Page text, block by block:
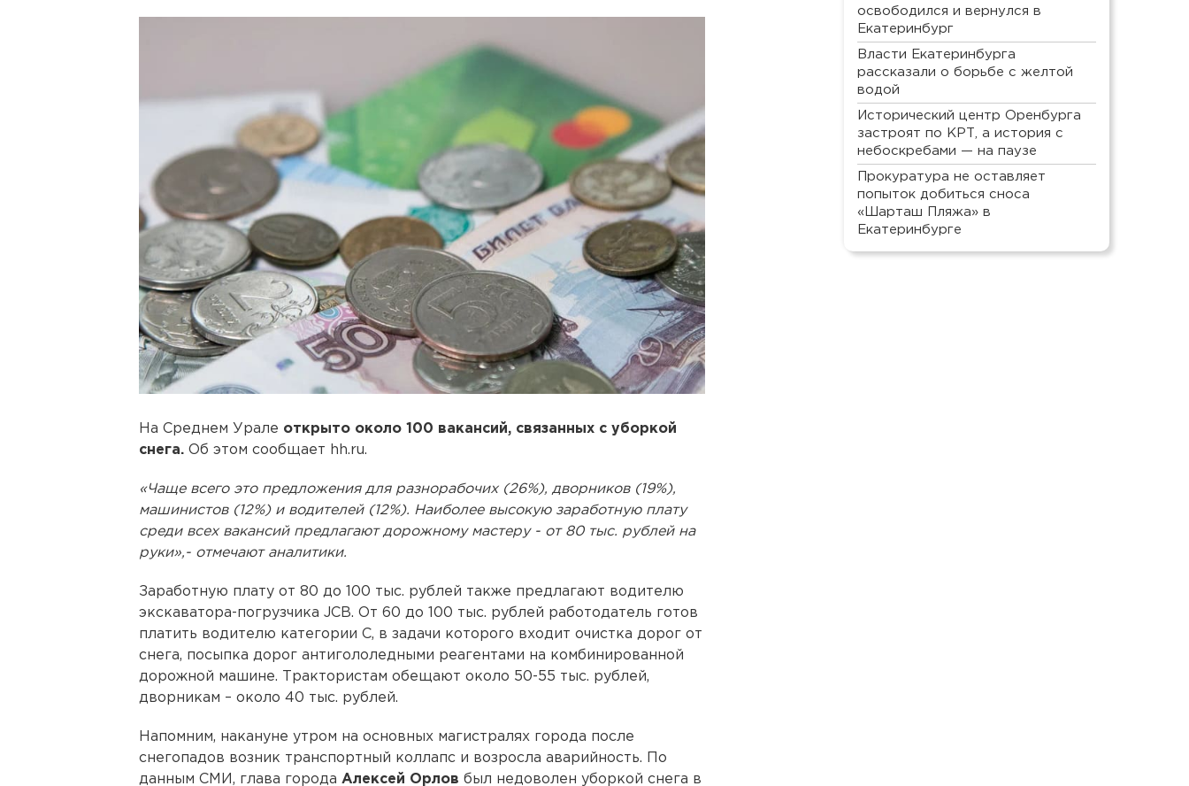
На Среднем Урале открыто около 100 вакансий, связанных с уборкой
снега. Об этом сообщает hh.ru.
«Чаще всего это предложения для разнорабочих (26%), дворников (19%),
машинистов (12%) и водителей (12%). Наиболее высокую заработную плату
среди всех вакансий предлагают дорожному мастеру - от 80 тыс. рублей на
руки»,- отмечают аналитики.
Заработную плату от 80 до 100 тыс. рублей также предлагают водителю
экскаватора-погрузчика JCB. От 60 до 100 тыс. рублей работодатель готов
платить водителю категории С, в задачи которого входит очистка дорог от
снега, посыпка дорог антигололедными реагентами на комбинированной
дорожной машине. Трактористам обещают около 50-55 тыс. рублей,
дворникам – около 40 тыс. рублей.
Напомним, накануне утром на основных магистралях города после
снегопадов возник транспортный коллапс и возросла аварийность. По
данным СМИ, глава города Алексей Орлов был недоволен уборкой снега в
освободился и вернулся в
Екатеринбург
Власти Екатеринбурга
рассказали о борьбе с желтой
водой
Исторический центр Оренбурга
застроят по КРТ, а история с
небоскребами — на паузе
Прокуратура не оставляет
попыток добиться сноса
«Шарташ Пляжа» в
Екатеринбурге